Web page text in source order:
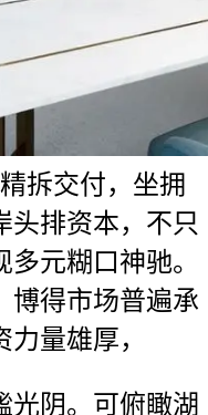
拆交付，坐拥
头排资本，不只
元糊口神驰。
博得市场普遍承
量雄厚，
阴。可俯瞰湖